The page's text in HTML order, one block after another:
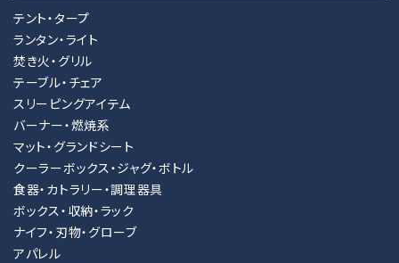
カテゴリー
テント・タープ
ランタン・ライト
焚き火・グリル
テーブル・チェア
スリーピングアイテム
バーナー・燃焼系
マット・グランドシート
クーラーボックス・ジャグ・ボトル
食器・カトラリー・調理器具
ボックス・収納・ラック
ナイフ・刃物・グローブ
アパレル